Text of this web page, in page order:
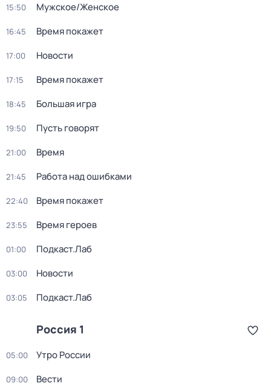
15:50 Мужское/Женское
16:45 Время покажет
17:00 Новости
17:15 Время покажет
18:45 Большая игра
19:50 Пусть говорят
21:00 Время
21:45 Работа над ошибками
22:40 Время покажет
23:55 Время героев
01:00 Подкаст.Лаб
03:00 Новости
03:05 Подкаст.Лаб
Россия 1
05:00 Утро России
09:00 Вести